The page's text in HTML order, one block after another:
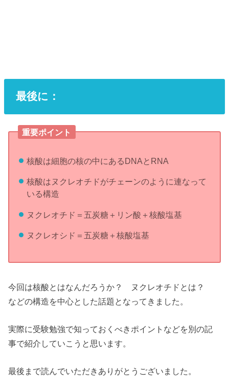
最後に：
重要ポイント
核酸は細胞の核の中にあるDNAとRNA
核酸はヌクレオチドがチェーンのように連なって
いる構造
ヌクレオチド＝五炭糖＋リン酸＋核酸塩基
ヌクレオシド＝五炭糖＋核酸塩基
今回は核酸とはなんだろうか？ ヌクレオチドとは？
などの構造を中心とした話題となってきました。
実際に受験勉強で知っておくべきポイントなどを別の記
事で紹介していこうと思います。
最後まで読んでいただきありがとうございました。